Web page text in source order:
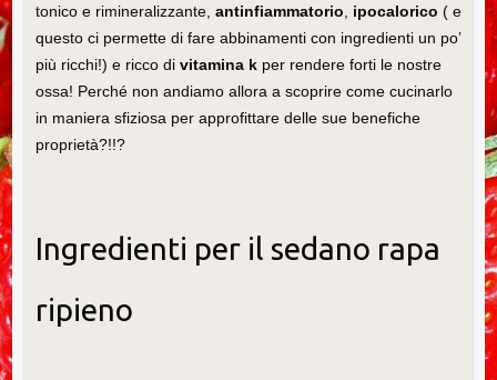
tonico e rimineralizzante, antinfiammatorio ipocalorico ( e
questo ci permette di fare abbinamenti con ingredienti un po’
più ricchi!) e ricco di vitamina kper rendere forti le nostre
ossa! Perché non andiamo allora a scoprire come cucinarlo
in maniera sfiziosa per approfittare delle sue benefiche
proprietà?!!?
Ingredienti per il sedano rapa
ripieno